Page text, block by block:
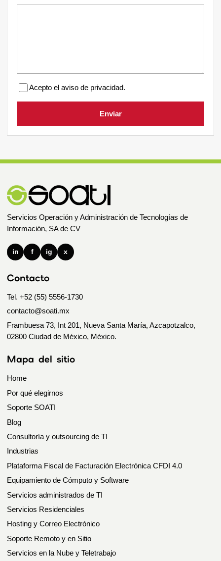
Acepto el aviso de privacidad.
Enviar
Servicios Operación y Administración de Tecnologías de
Información, SA de CV
in f ig x
Contacto
Tel. +52 (55) 5556-1730
contacto@soati.mx
Frambuesa 73, Int 201, Nueva Santa María, Azcapotzalco,
02800 Ciudad de México, México.
Mapa del sitio
Home
Por qué elegirnos
Soporte SOATI
Blog
Consultoría y outsourcing de TI
Industrias
Plataforma Fiscal de Facturación Electrónica CFDI 4.0
Equipamiento de Cómputo y Software
Servicios administrados de TI
Servicios Residenciales
Hosting y Correo Electrónico
Soporte Remoto y en Sitio
Servicios en la Nube y Teletrabajo